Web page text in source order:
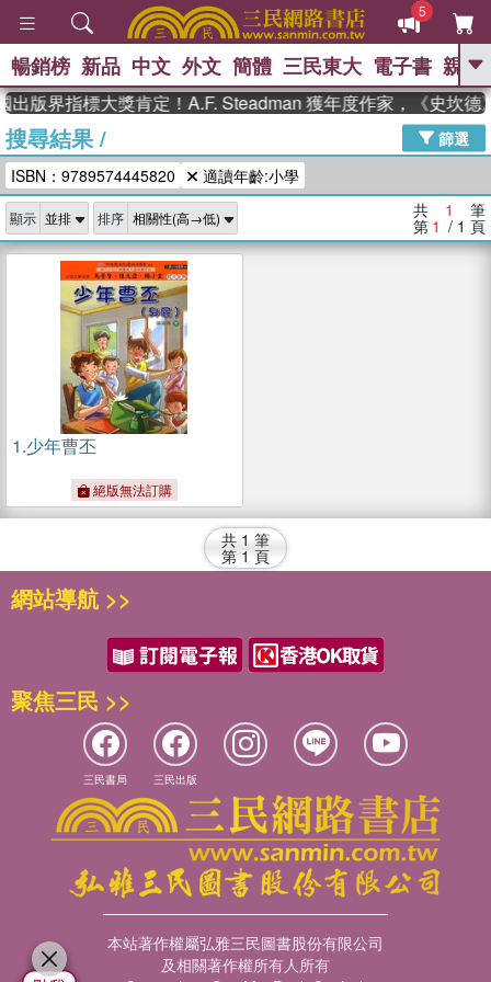
5
GO
The Odyssey 、
父親節 、 如果歷史是一群喵 、 暑期
推薦 、 國際布克獎 臺灣漫遊錄
念華 、 台灣的李登輝時代 、 數學女
孩：黎曼猜想
偉大的迷走神經
暢銷榜 新品 中文 外文 簡體 三民東大 電子書 親子
出版界指標大獎肯定！A.F. Steadman 獲年度作家，《史坎德
搜尋結果/
篩選
ISBN：9789574445820
適讀年齡:小學
顯示 排序 共 1 筆
第 1 / 1 頁
1.少年曹丕
絕版無法訂購
共 1 筆
第 1 頁
網站導航 >>
聚焦三民 >>
三民書局 三民出版
本站著作權屬弘雅三民圖書股份有限公司
及相關著作權所有人所有